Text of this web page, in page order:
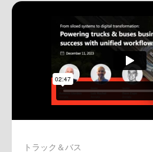
トラック＆バス